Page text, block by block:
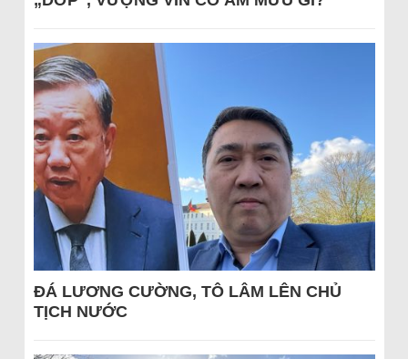
ĐÁ LƯƠNG CƯỜNG, TÔ LÂM LÊN CHỦ
TỊCH NƯỚC